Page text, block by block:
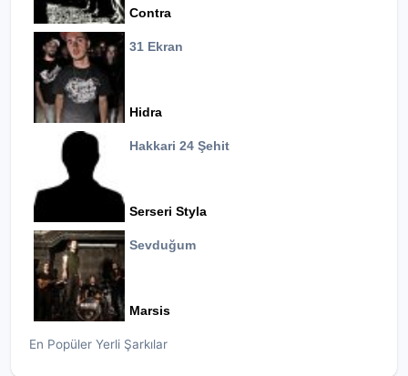
Contra
31 Ekran
Hidra
Hakkari 24 Şehit
Serseri Styla
Sevduğum
Marsis
En Popüler Yerli Şarkılar